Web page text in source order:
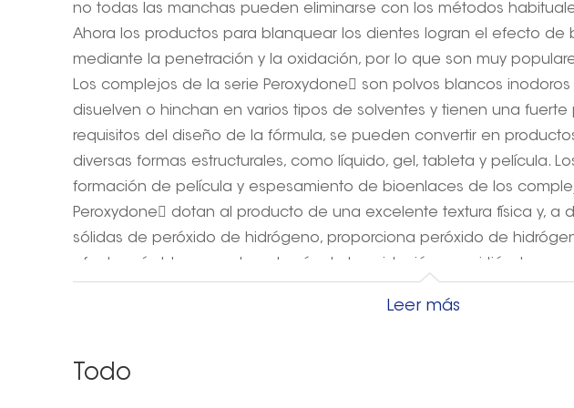
no todas las manchas pueden eliminarse con los métodos
Ahora los productos para blanquear los dientes logran el efecto de
mediante la penetración y la oxidación, por lo que son muy
Los complejos de la serie Peroxydone son polvos blancos
disuelven o hinchan en varios tipos de solventes y tienen una fuerte
requisitos del diseño de la fórmula, se pueden convertir en
diversas formas estructurales, como líquido, gel, tableta y película.
formación de película y espesamiento de bioenlaces de los
Peroxydone dotan al producto de una excelente textura física y, a
sólidas de peróxido de hidrógeno, proporciona peróxido de
efecto más blanqueador a través de la oxidación, convirtiéndose
para mantener los dientes sanos. Una fina capa de saliva debe
Leer más
Todo